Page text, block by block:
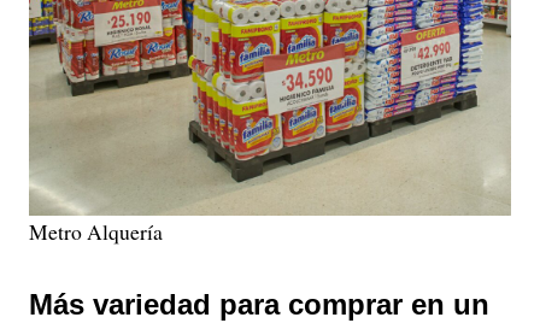
Metro Alquería
Más variedad para comprar en un